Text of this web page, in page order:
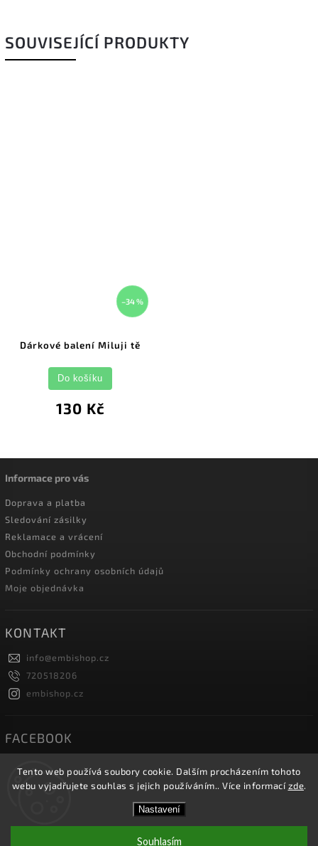
Tento web používá soubory cookie. Dalším procházením tohoto
webu vyjadřujete souhlas s jejich používáním.. Více informacízde.
Nastavení
Souhlasím
SOUVISEJÍCÍ PRODUKTY
–34 %
Dárkové balení Miluji tě
130 Kč
Do košíku
Informace pro vás
Doprava a platba
Sledování zásilky
Reklamace a vrácení
Obchodní podmínky
Podmínky ochrany osobních údajů
Moje objednávka
KONTAKT
info@embishop.cz
720518206
embishop.cz
FACEBOOK
Embishop.cz. Všechna práva vyhrazena.
Shoptet